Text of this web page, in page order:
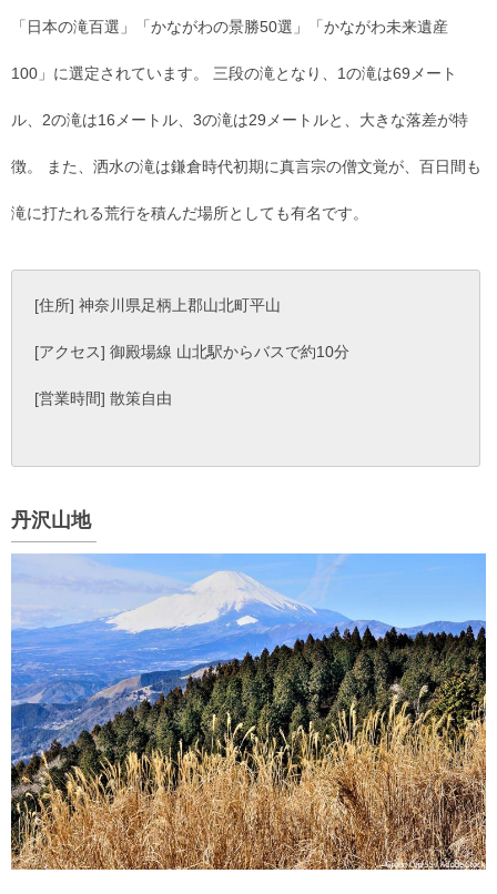
「日本の滝百選」「かながわの景勝50選」「かながわ未来遺産
100」に選定されています。 三段の滝となり、1の滝は69メート
ル、2の滝は16メートル、3の滝は29メートルと、大きな落差が特
徴。 また、洒水の滝は鎌倉時代初期に真言宗の僧文覚が、百日間も
滝に打たれる荒行を積んだ場所としても有名です。
[住所] 神奈川県足柄上郡山北町平山
[アクセス] 御殿場線 山北駅からバスで約10分
[営業時間] 散策自由
丹沢山地